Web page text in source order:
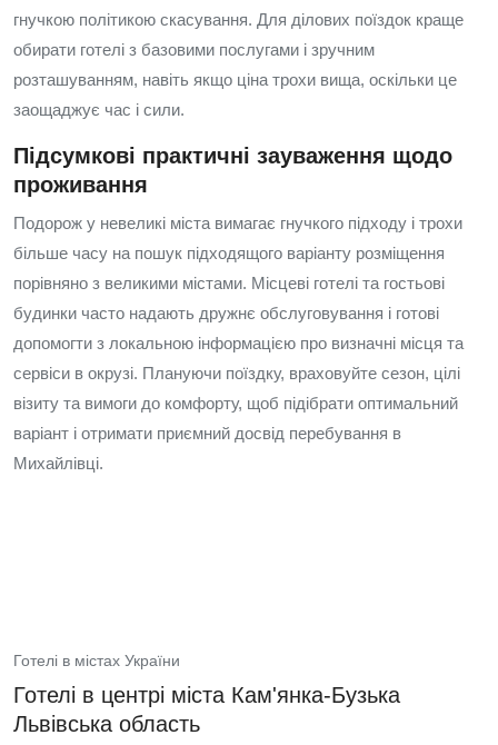
гнучкою політикою скасування. Для ділових поїздок краще
обирати готелі з базовими послугами і зручним
розташуванням, навіть якщо ціна трохи вища, оскільки це
заощаджує час і сили.
Підсумкові практичні зауваження щодо
проживання
Подорож у невеликі міста вимагає гнучкого підходу і трохи
більше часу на пошук підходящого варіанту розміщення
порівняно з великими містами. Місцеві готелі та гостьові
будинки часто надають дружнє обслуговування і готові
допомогти з локальною інформацією про визначні місця та
сервіси в окрузі. Плануючи поїздку, враховуйте сезон, цілі
візиту та вимоги до комфорту, щоб підібрати оптимальний
варіант і отримати приємний досвід перебування в
Михайлівці.
Готелі в містах України
Готелі в центрі міста Кам'янка-Бузька
Львівська область